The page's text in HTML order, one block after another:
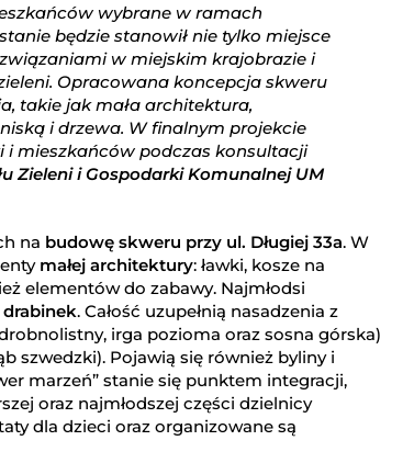
wybrane w ramach
będzie stanowił nie tylko miejsce
w miejskim krajobrazie i
Opracowana koncepcja skweru
takie jak mała architektura,
i drzewa. W finalnym projekcie
i mieszkańców podczas konsultacji
Zieleni i Gospodarki Komunalnej UM
na budowę skweru przy ul. Długiej 33a. W
małej architektury: ławki, kosze na
elementów do zabawy. Najmłodsi
drabinek. Całość uzupełnią nasadzenia z
irga pozioma oraz sosna górska)
szwedzki). Pojawią się również byliny i
marzeń” stanie się punktem integracji,
oraz najmłodszej części dzielnicy
dla dzieci oraz organizowane są